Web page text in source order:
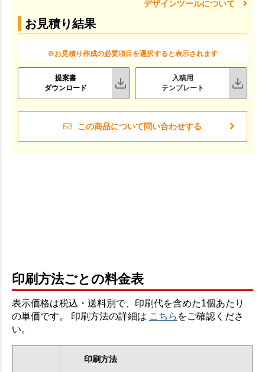
デザインツールについて
お見積り結果
※お見積り作成の必要項目を選択すると表示されます
提案書
ダウンロード
入稿用
テンプレート
この商品について問い合わせする
印刷方法ごとの料金表
表示価格は税込・送料別で、印刷代を含めた1個あたり
の単価です。 印刷方法の詳細は こちら をご確認くださ
い。
印刷方法